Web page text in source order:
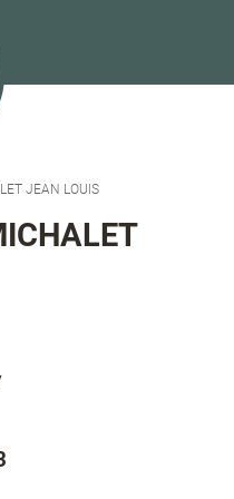
JEAN LOUIS